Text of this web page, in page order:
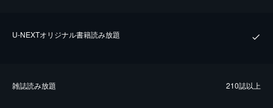
U-NEXTオリジナル書籍読み放題
雑誌読み放題 210誌以上